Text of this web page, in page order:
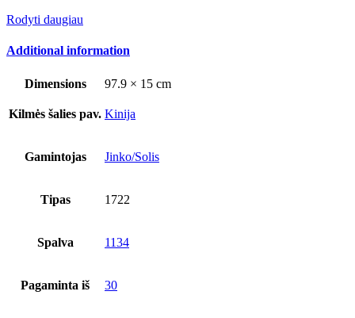
Rodyti daugiau
Additional information
Dimensions 97.9 × 15 cm
Kilmės šalies pav. Kinija
Gamintojas Jinko/Solis
Tipas 1722
Spalva 1134
Pagaminta iš 30